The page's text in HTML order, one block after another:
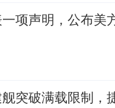
项声明，公布美
突破满载限制，